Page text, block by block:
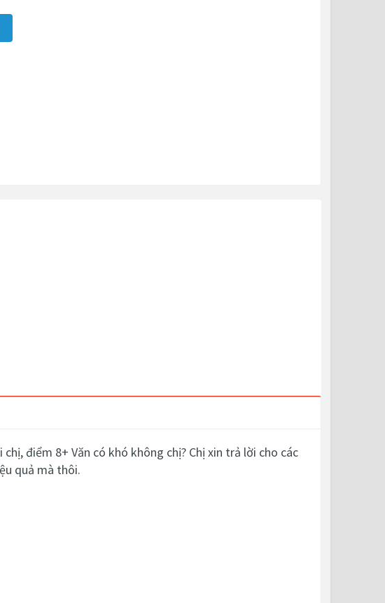
điểm 8+ Văn có khó không chị? Chị xin trả lời cho các
quả mà thôi.